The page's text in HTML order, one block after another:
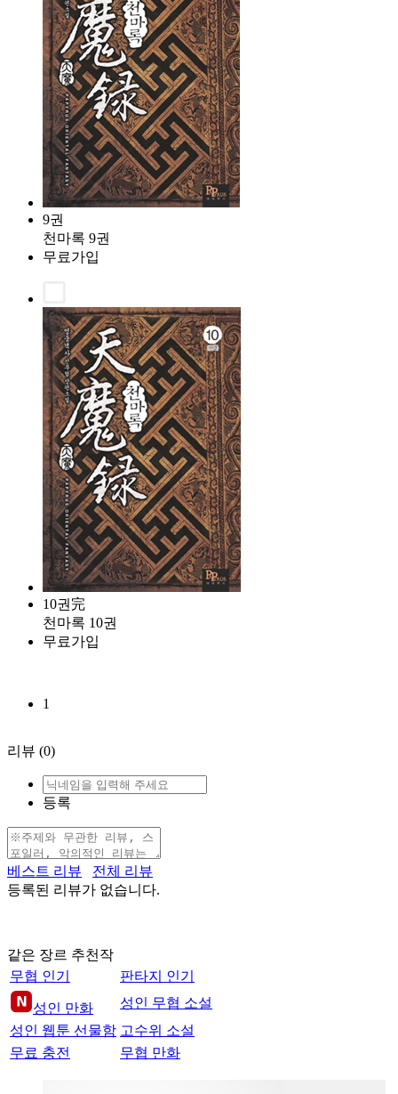
9권
천마록 9권
무료가입
10권完
천마록 10권
무료가입
1
리뷰 (0)
등록
베스트 리뷰
전체 리뷰
등록된 리뷰가 없습니다.
같은 장르 추천작
무협 인기
판타지 인기
성인 만화
성인 무협 소설
성인 웹툰 선물함 고수위 소설
무료 충전
무협 만화